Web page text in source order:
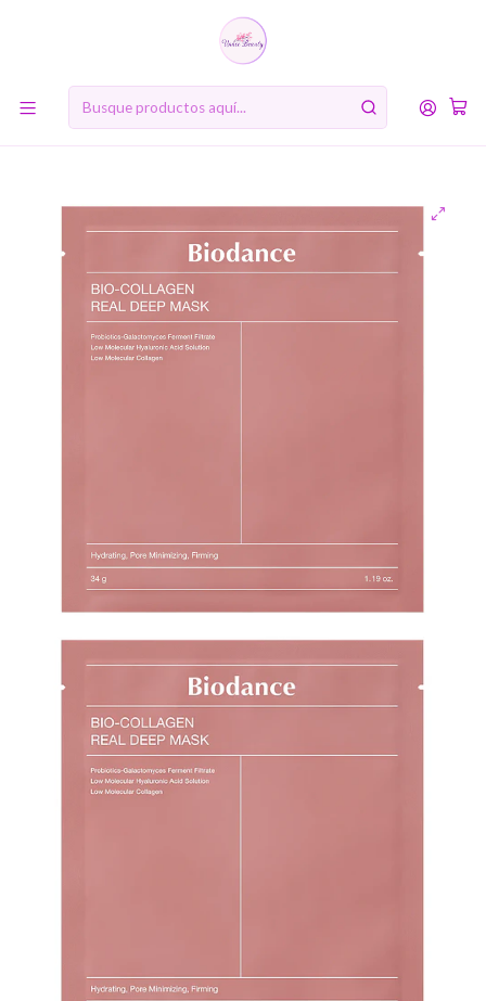
10% de descuento en tu primera compra online. Código: BIENVENIDA10
Bio-Collagen Real Deep Mask (BIODANCE) - Mascarilla de
hidrogel